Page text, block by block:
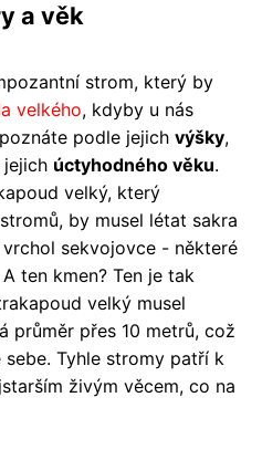
a věk
strom, který by
velkého, kdyby u nás
podle jejich výšky,
úctyhodného věku.
velký, který
by musel létat sakra
sekvojovce - některé
ten kmen? Ten je tak
velký musel
průměr přes 10 metrů, což
Tyhle stromy patří k
živým věcem, co na